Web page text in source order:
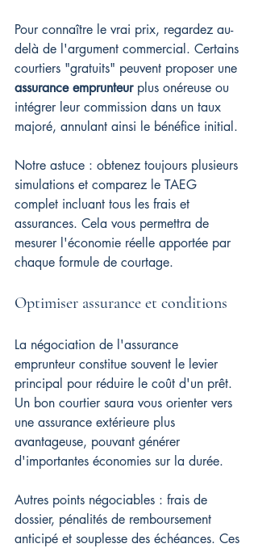
Pour connaître le vrai prix, regardez au-
delà de l'argument commercial. Certains
courtiers "gratuits" peuvent proposer une
assurance emprunteur plus onéreuse ou
intégrer leur commission dans un taux
majoré, annulant ainsi le bénéfice initial.
Notre astuce : obtenez toujours plusieurs
simulations et comparez le TAEG
complet incluant tous les frais et
assurances. Cela vous permettra de
mesurer l'économie réelle apportée par
chaque formule de courtage.
Optimiser assurance et conditions
La négociation de l'assurance
emprunteur constitue souvent le levier
principal pour réduire le coût d'un prêt.
Un bon courtier saura vous orienter vers
une assurance extérieure plus
avantageuse, pouvant générer
d'importantes économies sur la durée.
Autres points négociables : frais de
dossier, pénalités de remboursement
anticipé et souplesse des échéances. Ces